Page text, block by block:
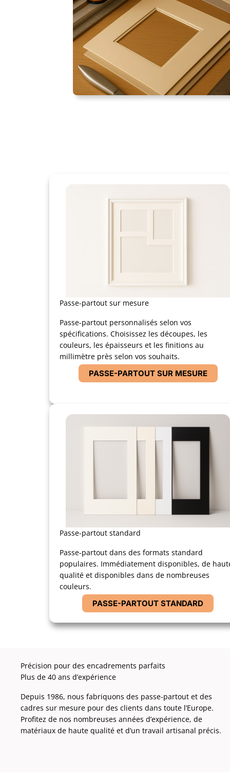
Die
mich die beste
Passepartout
geht.
Passe-partout sur mesure
Passe-partout personnalisés selon vos
spécifications. Choisissez les découpes, les
couleurs, les épaisseurs et les finitions au
millimètre près selon vos souhaits.
PASSE-PARTOUT SUR MESURE
Passe-partout standard
Passe-partout dans des formats standard
populaires. Immédiatement disponibles, de
qualité et disponibles dans de nombreuses
couleurs.
PASSE-PARTOUT STANDARD
Précision pour des encadrements parfaits
Plus de 40 ans d’expérience
Depuis 1986, nous fabriquons des passe-partout et des
cadres sur mesure pour des clients dans toute l’Europe.
Profitez de nos nombreuses années d’expérience, de
matériaux de haute qualité et d’un travail artisanal précis.